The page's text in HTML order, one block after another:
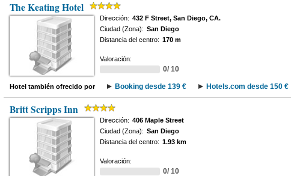
The Keating Hotel
Dirección: 432 F Street, San Diego, CA.
Ciudad (Zona): San Diego
Distancia del centro: 170 m
Valoración:
0/ 10
Hotel también ofrecido por Booking desde 139 € Hotels.com desde 150 €
Britt Scripps Inn
Dirección: 406 Maple Street
Ciudad (Zona): San Diego
Distancia del centro: 1.93 km
Valoración:
0/ 10